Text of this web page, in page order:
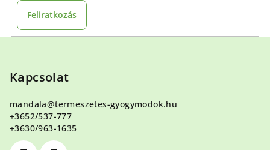
Feliratkozás
Kapcsolat
mandala@termeszetes-gyogymodok.hu
+3652/537-777
+3630/963-1635